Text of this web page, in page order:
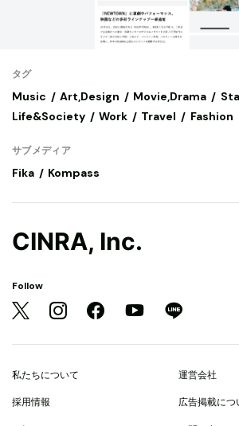
タグ
Music Art,Design Movie,Drama
Life&Society
Work Travel Fashion
サブメディア
Fika Kompass
CINRA, Inc.
Follow
私たちについて 運営会社
採用情報 広告掲載につ